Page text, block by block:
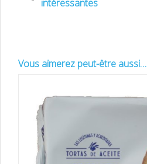
intéressantes
Vous aimerez peut-être aussi…